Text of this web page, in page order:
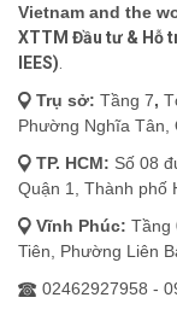
Vietnam and the
XTTM Đầu tư & Hỗ
IEES)
Trụ sở: Tầng 7,
Phường Nghĩa Tân,
TP. HCM: Số 08
Quận 1, Thành phố
Vĩnh Phúc: Tầng
Tiên, Phường Liên
02462927958 -